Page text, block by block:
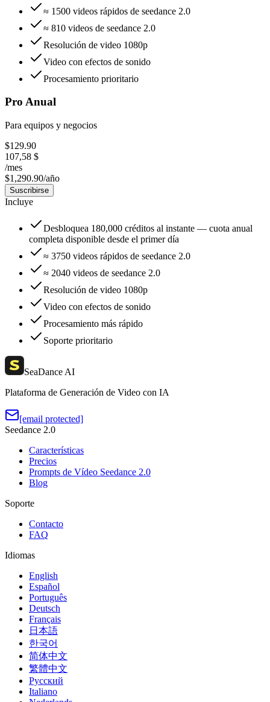
≈ 1500 videos rápidos de seedance 2.0
≈ 810 videos de seedance 2.0
Resolución de video 1080p
Video con efectos de sonido
Procesamiento prioritario
Pro Anual
Para equipos y negocios
$129.90
107,58 $
/mes
$1,290.90/año
Suscribirse
Incluye
Desbloquea 180,000 créditos al instante — cuota anual
completa disponible desde el primer día
≈ 3750 videos rápidos de seedance 2.0
≈ 2040 videos de seedance 2.0
Resolución de video 1080p
Video con efectos de sonido
Procesamiento más rápido
Soporte prioritario
SeaDance AI
Plataforma de Generación de Video con IA
[email protected]
Seedance 2.0
Características
Precios
Prompts de Vídeo Seedance 2.0
Blog
Soporte
Contacto
FAQ
Idiomas
English
Español
Português
Deutsch
Français
日本語
한국어
简体中文
繁體中文
Русский
Italiano